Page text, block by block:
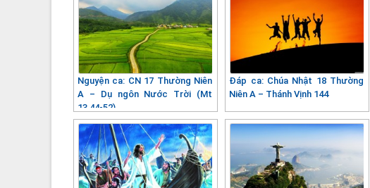
Nguyện ca: CN 17 Thường Niên
A – Dụ ngôn Nước Trời (Mt
13,44-52)
Đáp ca: Chúa Nhật 18 Thường
Niên A – Thánh Vịnh 144